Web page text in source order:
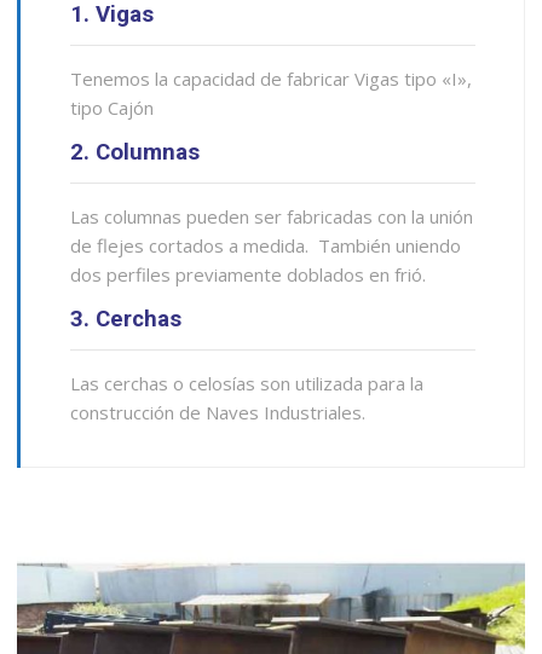
1. Vigas
Tenemos la capacidad de fabricar Vigas tipo «I»,
tipo Cajón
2. Columnas
Las columnas pueden ser fabricadas con la unión
de flejes cortados a medida. También uniendo
dos perfiles previamente doblados en frió.
3. Cerchas
Las cerchas o celosías son utilizada para la
construcción de Naves Industriales.